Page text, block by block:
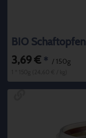
BIO Schaftopfen
3,69 € * / 150g